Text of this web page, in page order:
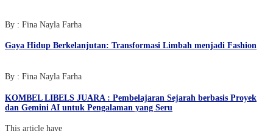
By : Fina Nayla Farha
Gaya Hidup Berkelanjutan: Transformasi Limbah menjadi Fashion
By : Fina Nayla Farha
KOMBEL LIBELS JUARA : Pembelajaran Sejarah berbasis Proyek
dan Gemini AI untuk Pengalaman yang Seru
This article have